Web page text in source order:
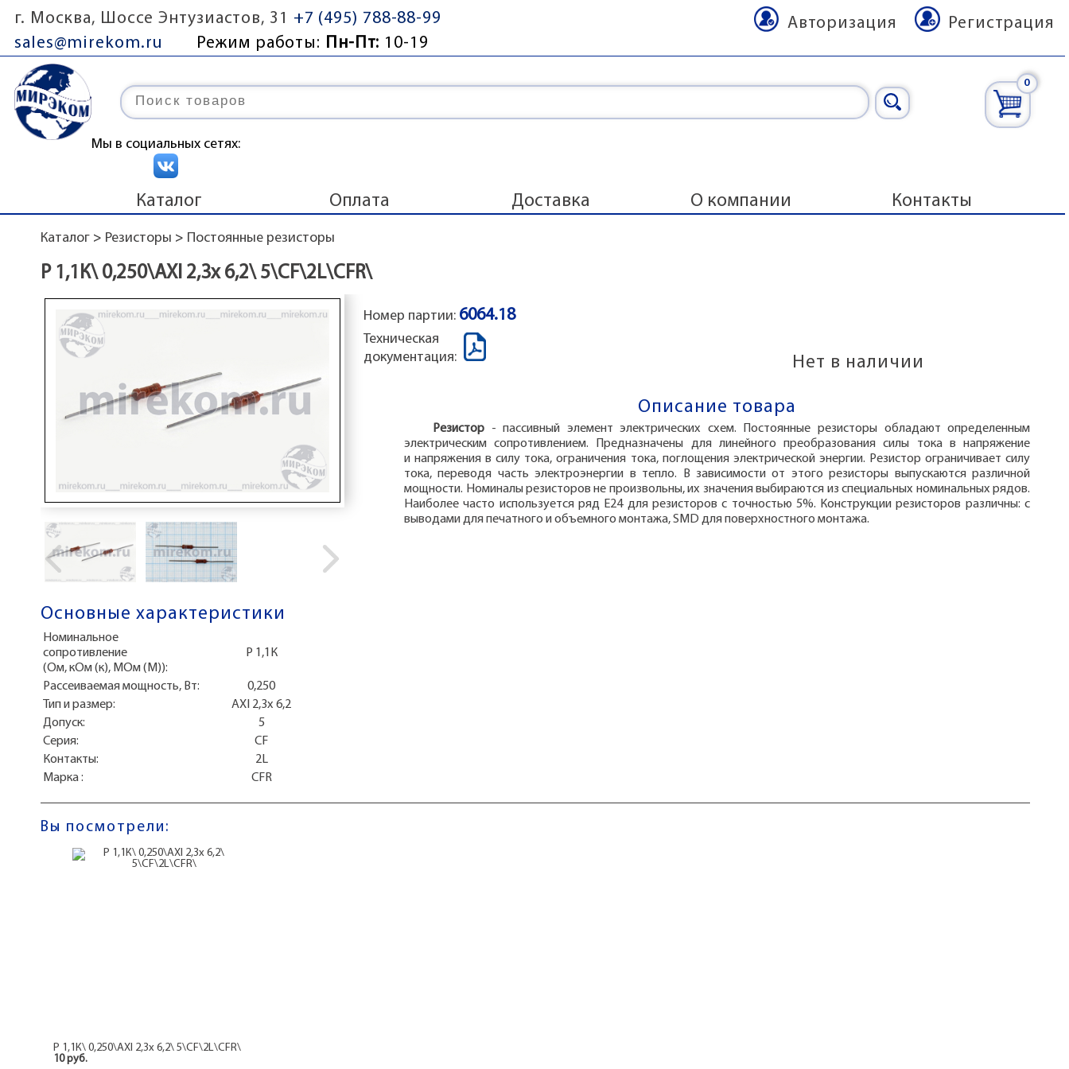
г. Москва, Шоссе Энтузиастов, 31
+7 (495) 788-88-99
sales@mirekom.ru
Режим работы: Пн-Пт: 10-19
Регистрация
Авторизация
Мы в социальных сетях:
0
Каталог Оплата Доставка О компании Контакты
Каталог> Резисторы > Постоянные резисторы
Р 1,1К\ 0,250\AXI 2,3x 6,2\ 5\CF\2L\CFR\
Номер партии: 6064.18
Техническая
документация:
Нет в наличии
Описание товара
Резистор - пассивный элемент электрических схем. Постоянные резисторы обладают определенным
электрическим сопротивлением. Предназначены для линейного преобразования силы тока в напряжение
и напряжения в силу тока, ограничения тока, поглощения электрической энергии. Резистор ограничивает силу
тока, переводя часть электроэнергии в тепло. В зависимости от этого резисторы выпускаются различной
мощности. Номиналы резисторов не произвольны, их значения выбираются из специальных номинальных рядов.
Наиболее часто используется ряд E24 для резисторов с точностью 5%. Конструкции резисторов различны: с
выводами для печатного и объемного монтажа, SMD для поверхностного монтажа.
Основные характеристики
Номинальное
сопротивление
(Ом, кОм (к), МОм (М)):
Р 1,1К
Рассеиваемая мощность, Вт:
0,250
Тип и размер:
AXI 2,3x 6,2
Допуск:
5
Серия:
CF
Контакты:
2L
Марка :
CFR
Вы посмотрели:
Р 1,1К\ 0,250\AXI 2,3x 6,2\ 5\CF\2L\CFR\
10 руб.